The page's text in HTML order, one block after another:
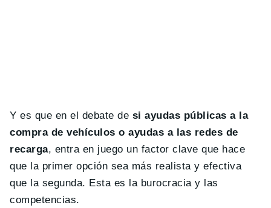
Y es que en el debate de si ayudas públicas a la
compra de vehículos o ayudas a las redes de
recarga, entra en juego un factor clave que hace
que la primer opción sea más realista y efectiva
que la segunda. Esta es la burocracia y las
competencias.